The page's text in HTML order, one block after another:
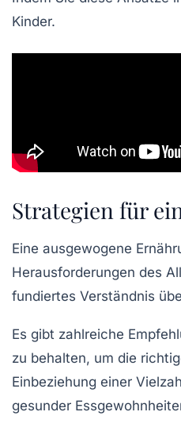
Kinder.
Strategien für
Eine ausgewogene
Herausforderungen des
fundiertes Verständnis
Es gibt zahlreiche
zu behalten, um die
Einbeziehung einer
gesunder